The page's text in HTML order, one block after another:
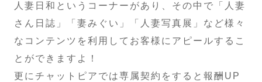
人妻日和というコーナーがあり、その中で「人妻
さん日誌」「妻みぐい」「人妻写真展」など様々
なコンテンツを利用してお客様にアピールするこ
とができますよ！
更にチャットピアでは専属契約をすると報酬UP